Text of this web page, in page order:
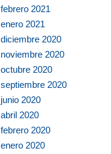
febrero 2021
enero 2021
diciembre 2020
noviembre 2020
octubre 2020
septiembre 2020
junio 2020
abril 2020
febrero 2020
enero 2020